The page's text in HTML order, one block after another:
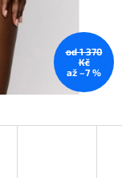
od 1 370
Kč
až –7 %